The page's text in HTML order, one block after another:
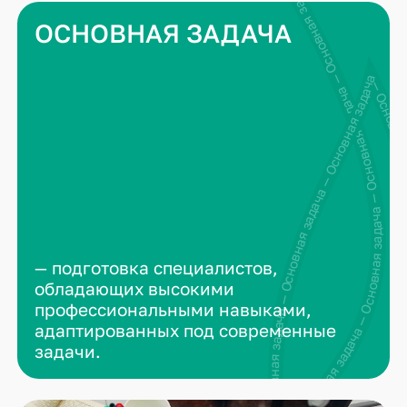
Основная задача — Основная задача — Основная задача — Основная задача — Основная задача —
Основная задача — Основная задача — Основная
ОСНОВНАЯ ЗАДАЧА
— подготовка специалистов,
обладающих высокими
профессиональными навыками,
адаптированных под современные
задачи.